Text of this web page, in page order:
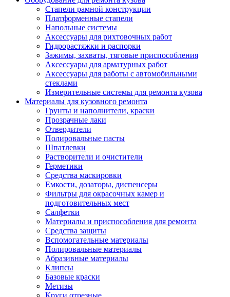
Стапели рамной конструкции
Платформенные стапели
Напольные системы
Аксессуары для рихтовочных работ
Гидрорастяжки и распорки
Зажимы, захваты, тяговые приспособления
Аксессуары для арматурных работ
Аксессуары для работы с автомобильными
стеклами
Измерительные системы для ремонта кузова
Материалы для кузовного ремонта
Грунты и наполнители, краски
Прозрачные лаки
Отвердители
Полировальные пасты
Шпатлевки
Растворители и очистители
Герметики
Средства маскировки
Емкости, дозаторы, диспенсеры
Фильтры для окрасочных камер и
подготовительных мест
Салфетки
Материалы и приспособления для ремонта
Средства защиты
Вспомогательные материалы
Полировальные материалы
Абразивные материалы
Клипсы
Базовые краски
Метизы